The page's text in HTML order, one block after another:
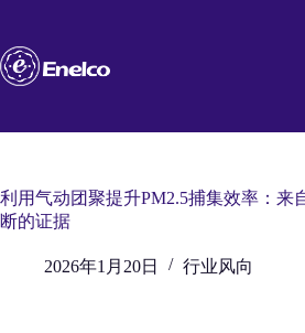
内
容
利用气动团聚提升PM2.5捕集效率：来
断的证据
2026年1月20日 行业风向